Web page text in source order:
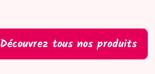
Découvrez tous nos produits